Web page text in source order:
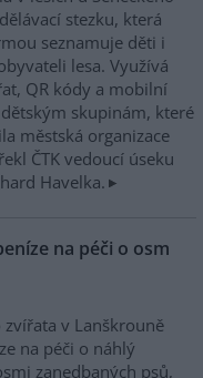
stezku, která
seznamuje děti i
lesa. Využívá
QR kódy a mobilní
skupinám, které
městská organizace
ČTK vedoucí úseku
Havelka.
na péči o osm
v Lanškrouně
na péči o náhlý
zanedbaných psů,